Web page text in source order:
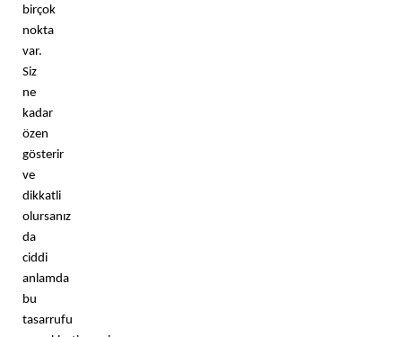
birçok
nokta
var.
Siz
ne
kadar
özen
gösterir
ve
dikkatli
olursanız
da
ciddi
anlamda
bu
tasarrufu